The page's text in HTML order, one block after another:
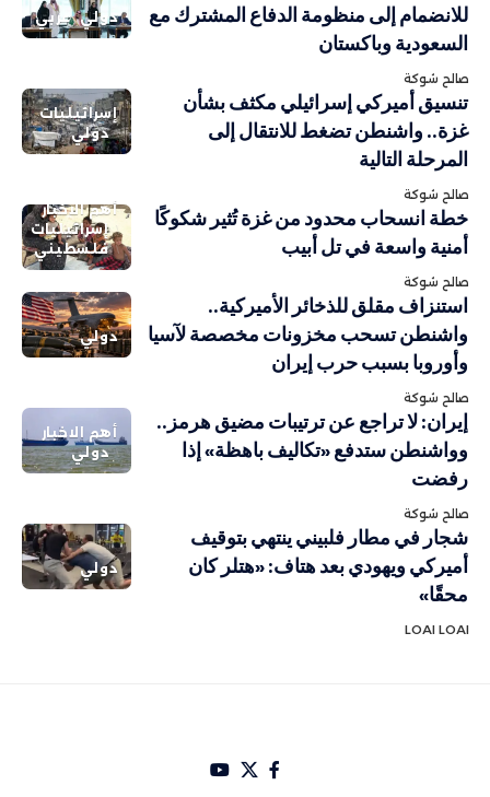
دولي عربي
للانضمام إلى منظومة الدفاع المشترك مع
السعودية وباكستان
صالح شوكة
إسرائيليات
دولي
تنسيق أميركي إسرائيلي مكثف بشأن
غزة.. واشنطن تضغط للانتقال إلى
المرحلة التالية
صالح شوكة
أهم الاخبار
إسرائيليات
فلسطيني
خطة انسحاب محدود من غزة تُثير شكوكًا
أمنية واسعة في تل أبيب
صالح شوكة
دولي
استنزاف مقلق للذخائر الأميركية..
واشنطن تسحب مخزونات مخصصة لآسيا
وأوروبا بسبب حرب إيران
صالح شوكة
أهم الاخبار
دولي
إيران: لا تراجع عن ترتيبات مضيق هرمز..
وواشنطن ستدفع «تكاليف باهظة» إذا
رفضت
صالح شوكة
دولي
شجار في مطار فلبيني ينتهي بتوقيف
أميركي ويهودي بعد هتاف: «هتلر كان
محقًا»
LOAI LOAI